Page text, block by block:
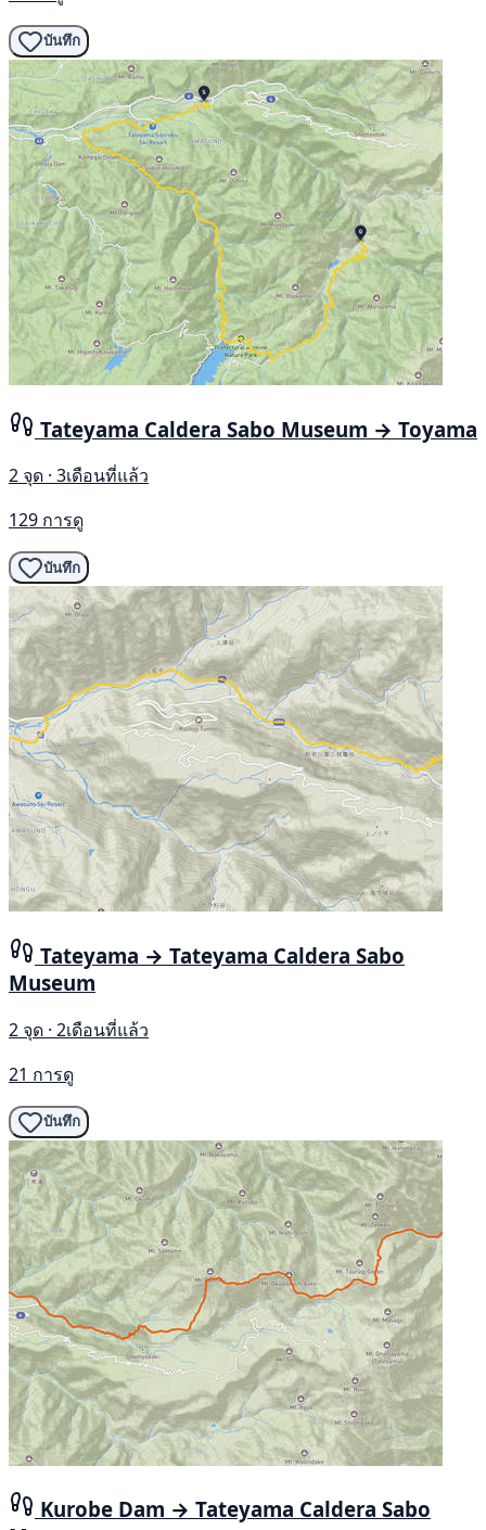
บันทึก
Tateyama Caldera Sabo Museum → Toyama
2 จุด · 3เดือนที่แล้ว
129 การดู
บันทึก
Tateyama → Tateyama Caldera Sabo
Museum
2 จุด · 2เดือนที่แล้ว
21 การดู
บันทึก
Kurobe Dam → Tateyama Caldera Sabo